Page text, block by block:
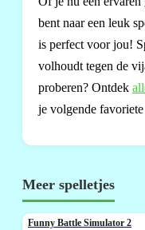
bent naar een leuk
is perfect voor jou!
volhoudt tegen de
proberen? Ontdek
je volgende
Meer spelletjes
NIEUW
Funny Battle Simulator 2